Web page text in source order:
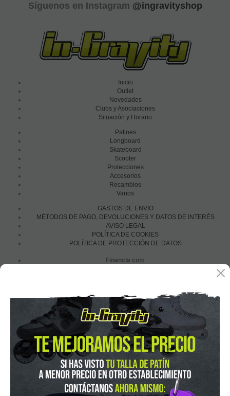
Síguenos en Instagram @ingravityshop
Inicio
Outlet
Novedades
Clubs y Asociaciones
Situación y Horario
Patines
Longboard
Skateboard
Scooter
Protecciones
Accesorios
Recambios
Varios
GASTOS DE ENVIO
MÉTODOS DE PAGO, DEVOLUCIONES Y DATOS DE INTERÉS
AVISO LEGAL
POLÍTICA DE COOKIES
POLÍTICA DE PROTECCIÓN DE DATOS
Financia con:
In-Gravity roller&skate shop